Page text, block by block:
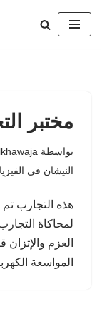
تخطى
مختبر
بواسطة
النيشان في
هذه التجارب تم
لمحاكاة
العزم
المواسعة